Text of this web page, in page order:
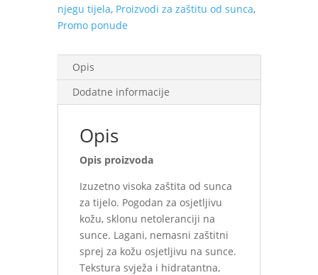
njegu tijela, Proizvodi za zaštitu od sunca,
Promo ponude
Opis
Dodatne informacije
Opis
Opis proizvoda
Izuzetno visoka zaštita od sunca
za tijelo. Pogodan za osjetljivu
kožu, sklonu netoleranciji na
sunce. Lagani, nemasni zaštitni
sprej za kožu osjetljivu na sunce.
Tekstura svježa i hidratantna,